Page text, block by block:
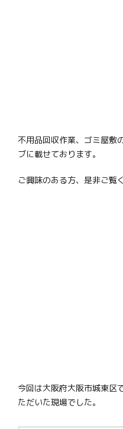
不用品回収作業、ゴミ屋敷
ブに載せております。
ご興味のある方、是非ご覧
今回は大阪府大阪市城東区
ただいた現場でした。